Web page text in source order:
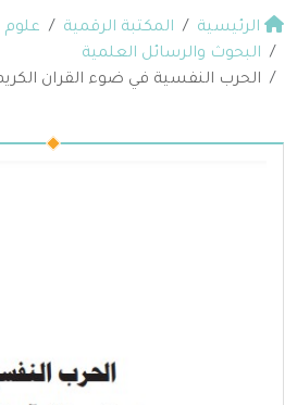
الرئيسية المكتبة الرقمية
علوم
البحوث والرسائل العلمية
الحرب النفسية في ضوء القران